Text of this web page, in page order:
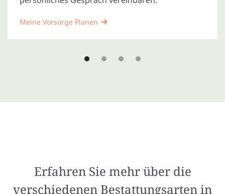
Meine Vorsorge Planen
Erfahren Sie mehr über die
verschiedenen Bestattungsarten in